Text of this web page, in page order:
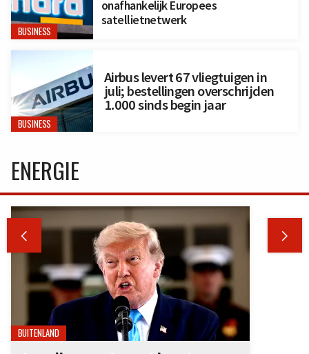
BUSINESS
onafhankelijk Europees
satellietnetwerk
BUSINESS
Airbus levert 67 vliegtuigen in
juli; bestellingen overschrijden
1.000 sinds begin jaar
ENERGIE
 
BUITENLAND